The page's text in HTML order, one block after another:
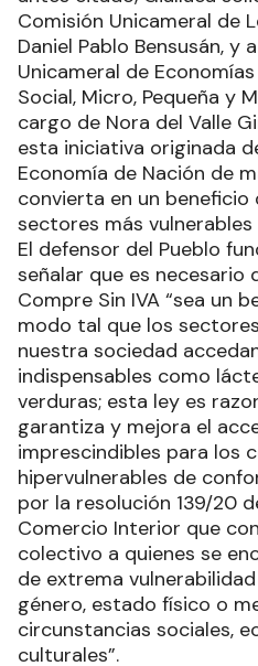
Comisión Unicameral de
Daniel Pablo Bensusán, y
Unicameral de
Social, Micro, Pequeña y
cargo de Nora del Valle
esta iniciativa originada
Economía de Nación de
convierta en un
sectores más vulnerables
El defensor del Pueblo
señalar que es necesario
Compre Sin IVA “sea un
modo tal que los
nuestra sociedad
indispensables como
verduras; esta ley es
garantiza y mejora el
imprescindibles para los
hipervulnerables de
por la resolución 139/20
Comercio Interior que
colectivo a quienes se
de extrema
género, estado físico o
circunstancias sociales,
culturales”.